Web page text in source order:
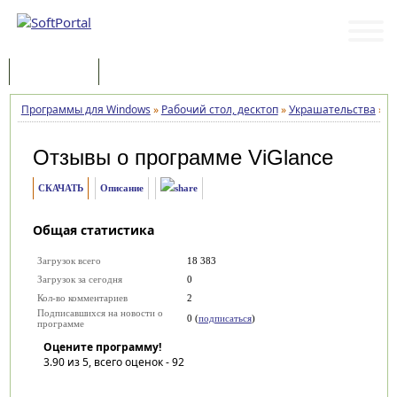
Программы для Windows » Рабочий стол, десктоп»Украшательства »
Отзывы о программе ViGlance
СКАЧАТЬ Описание
Общая статистика
Загрузок всего
18 383
Загрузок за сегодня
0
Кол-во комментариев
2
Подписавшихся на новости о
программе
0 (подписаться)
Оцените программу!
3.90из 5, всего оценок -92